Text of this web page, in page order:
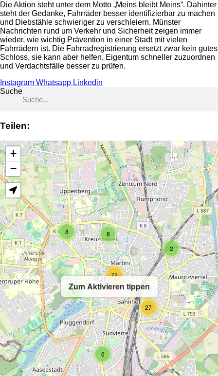
Die Aktion steht unter dem Motto „Meins bleibt Meins“. Dahinter
steht der Gedanke, Fahrräder besser identifizierbar zu machen
und Diebstähle schwieriger zu verschleiern. Münster
Nachrichten rund um Verkehr und Sicherheit zeigen immer
wieder, wie wichtig Prävention in einer Stadt mit vielen
Fahrrädern ist. Die Fahrradregistrierung ersetzt zwar kein gutes
Schloss, sie kann aber helfen, Eigentum schneller zuzuordnen
und Verdachtsfälle besser zu prüfen.
Instagram Whatsapp Linkedin
Suche
Teilen:
Zum Aktivieren tippen
2
8
6
8
27
5
72
+
−